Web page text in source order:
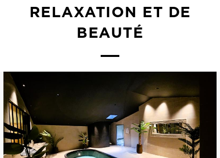
RELAXATION ET DE
BEAUTÉ